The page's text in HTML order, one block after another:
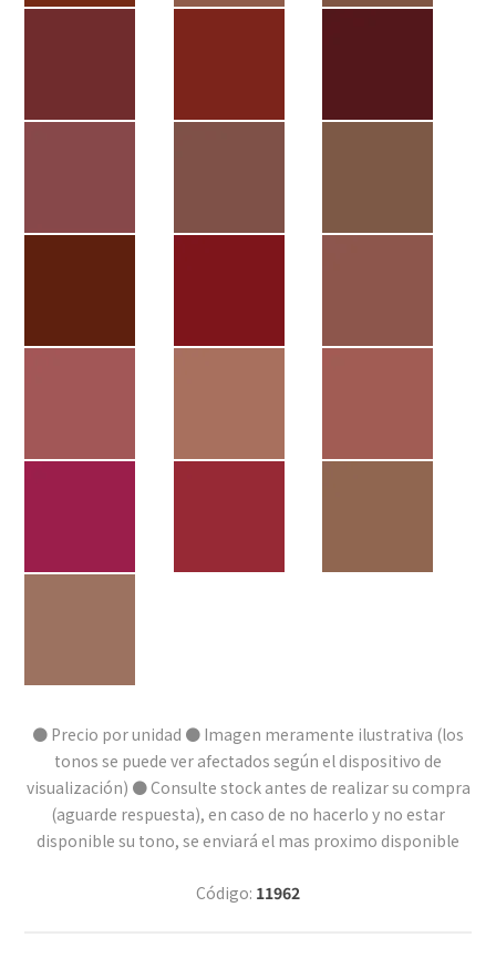
● Precio por unidad ● Imagen meramente ilustrativa (los
tonos se puede ver afectados según el dispositivo de
visualización) ● Consulte stock antes de realizar su compra
(aguarde respuesta), en caso de no hacerlo y no estar
disponible su tono, se enviará el mas proximo disponible
Código: 11962